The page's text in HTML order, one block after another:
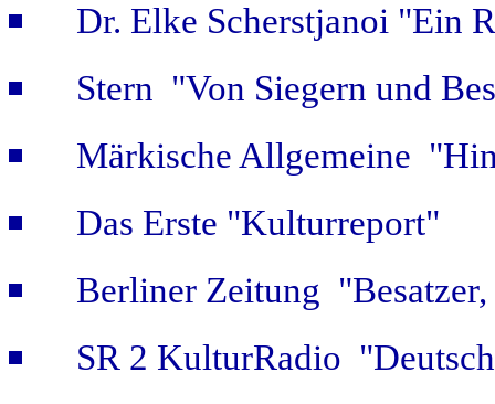
Dr. Elke Scherstjanoi "Ein
Stern "Von Siegern und
Märkische Allgemeine
Das Erste "Kulturreport"
Berliner Zeitung
SR 2 KulturRadio